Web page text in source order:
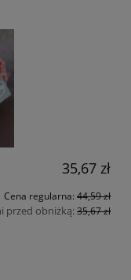
35,67 zł
Cena regularna: 44,59 zł
przed obniżką:35,67 zł